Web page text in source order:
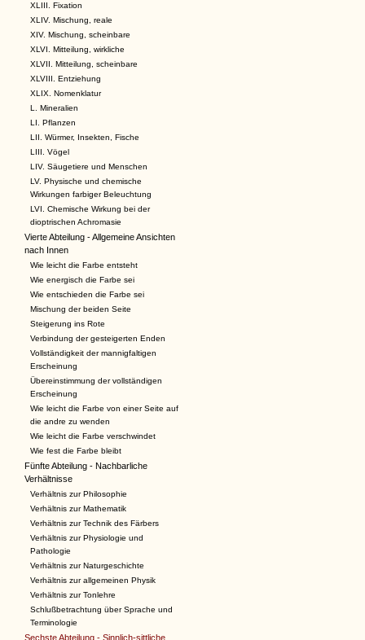
XLIII. Fixation
XLIV. Mischung, reale
XIV. Mischung, scheinbare
XLVI. Mitteilung, wirkliche
XLVII. Mitteilung, scheinbare
XLVIII. Entziehung
XLIX. Nomenklatur
L. Mineralien
LI. Pflanzen
LII. Würmer, Insekten, Fische
LIII. Vögel
LIV. Säugetiere und Menschen
LV. Physische und chemische
Wirkungen farbiger Beleuchtung
LVI. Chemische Wirkung bei der
dioptrischen Achromasie
Vierte Abteilung - Allgemeine Ansichten
nach Innen
Wie leicht die Farbe entsteht
Wie energisch die Farbe sei
Wie entschieden die Farbe sei
Mischung der beiden Seite
Steigerung ins Rote
Verbindung der gesteigerten Enden
Vollständigkeit der mannigfaltigen
Erscheinung
Übereinstimmung der vollständigen
Erscheinung
Wie leicht die Farbe von einer Seite auf
die andre zu wenden
Wie leicht die Farbe verschwindet
Wie fest die Farbe bleibt
Fünfte Abteilung - Nachbarliche
Verhältnisse
Verhältnis zur Philosophie
Verhältnis zur Mathematik
Verhältnis zur Technik des Färbers
Verhältnis zur Physiologie und
Pathologie
Verhältnis zur Naturgeschichte
Verhältnis zur allgemeinen Physik
Verhältnis zur Tonlehre
Schlußbetrachtung über Sprache und
Terminologie
Sechste Abteilung - Sinnlich-sittliche